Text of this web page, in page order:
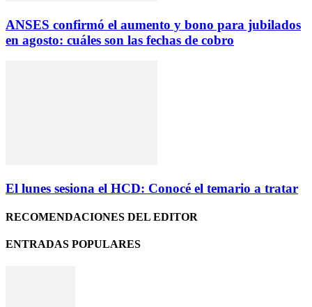
ANSES confirmó el aumento y bono para jubilados
en agosto: cuáles son las fechas de cobro
El lunes sesiona el HCD: Conocé el temario a tratar
RECOMENDACIONES DEL EDITOR
ENTRADAS POPULARES